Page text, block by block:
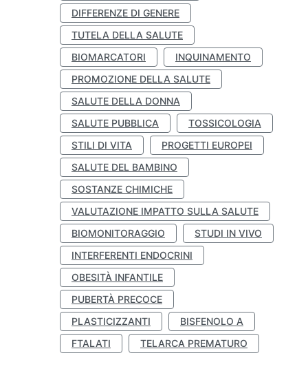
DIFFERENZE DI GENERE
TUTELA DELLA SALUTE
BIOMARCATORI
INQUINAMENTO
PROMOZIONE DELLA SALUTE
SALUTE DELLA DONNA
SALUTE PUBBLICA
TOSSICOLOGIA
STILI DI VITA
PROGETTI EUROPEI
SALUTE DEL BAMBINO
SOSTANZE CHIMICHE
VALUTAZIONE IMPATTO SULLA SALUTE
BIOMONITORAGGIO
STUDI IN VIVO
INTERFERENTI ENDOCRINI
OBESITÀ INFANTILE
PUBERTÀ PRECOCE
PLASTICIZZANTI
BISFENOLO A
FTALATI
TELARCA PREMATURO